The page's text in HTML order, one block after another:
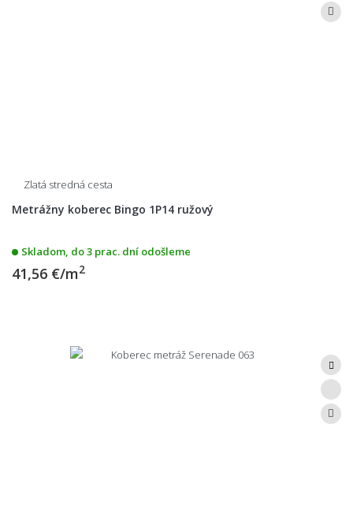
Zlatá stredná cesta
Metrážny koberec Bingo 1P14 ružový
Skladom, do 3 prac. dní odošleme
41,56 €/m2